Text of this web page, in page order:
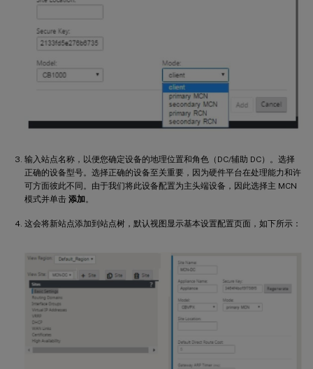
输入站点名称，以便您确定设备的地理位置和角色（DC/辅助 DC）。选择
正确的设备型号。选择正确的设备至关重要，因为硬件平台在处理能力和许
可方面彼此不同。由于我们将此设备配置为主头端设备，因此选择主 MCN
模式并单击 添加。
这会将新站点添加到站点树，默认视图显示基本设置配置页面，如下所示：